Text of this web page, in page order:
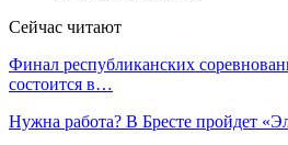
Сейчас читают
Финал республиканских
состоится в…
Нужна работа? В Бресте пройдет